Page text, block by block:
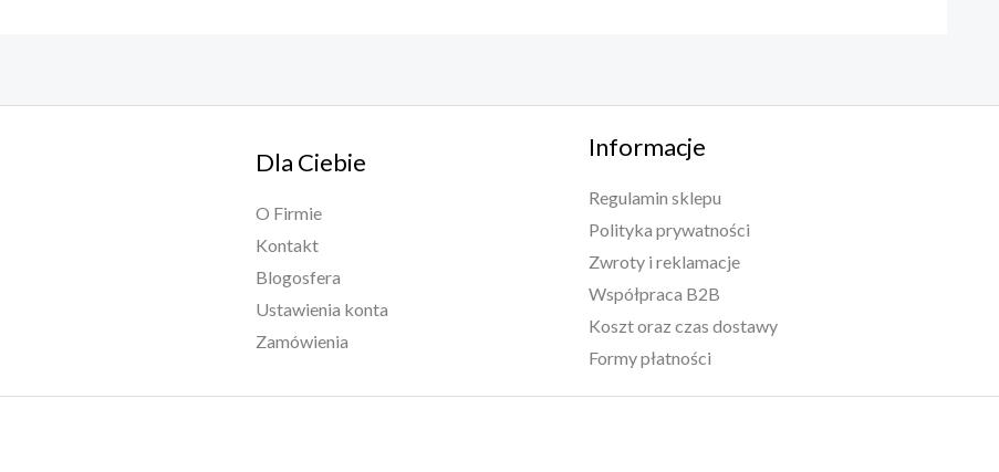
Dla Ciebie
O Firmie
Kontakt
Blogosfera
Ustawienia konta
Zamówienia
Informacje
Regulamin sklepu
Polityka prywatności
Zwroty i reklamacje
Współpraca B2B
Koszt oraz czas dostawy
Formy płatności